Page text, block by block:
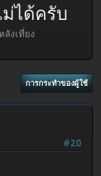
ได้ครับ
ลังเที่ยง
การกระทำของผู้ใช้
#20